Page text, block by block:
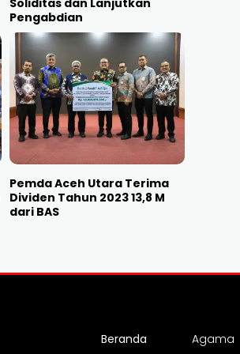
Soliditas dan Lanjutkan
Pengabdian
Pemda Aceh Utara Terima
Dividen Tahun 2023 13,8 M
dari BAS
Beranda Agama